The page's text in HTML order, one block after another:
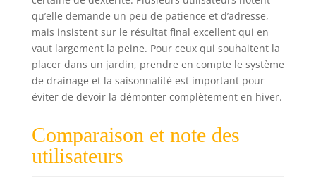
qu’elle demande un peu de patience et d’adresse,
mais insistent sur le résultat final excellent qui en
vaut largement la peine. Pour ceux qui souhaitent la
placer dans un jardin, prendre en compte le système
de drainage et la saisonnalité est important pour
éviter de devoir la démonter complètement en hiver.
Comparaison et note des
utilisateurs